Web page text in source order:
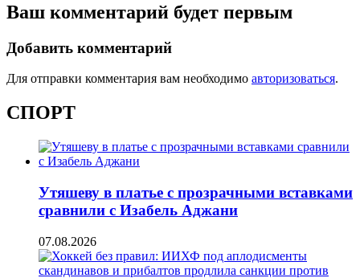
Ваш комментарий будет первым
Добавить комментарий
Для отправки комментария вам необходимо авторизоваться.
СПОРТ
Утяшеву в платье с прозрачными вставками
сравнили с Изабель Аджани
07.08.2026